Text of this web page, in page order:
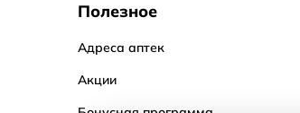
Полезное
Адреса аптек
Акции